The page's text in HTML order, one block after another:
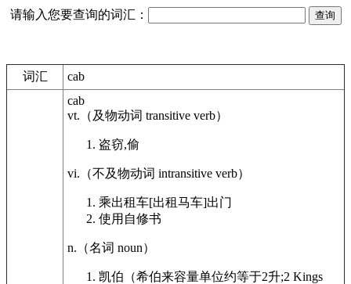
请输入您要查询的词汇：
词汇 cab
cab
vt. （及物动词 transitive verb）
盗窃,偷
vi. （不及物动词 intransitive verb）
乘出租车[出租马车]出门
使用自修书
n. （名词 noun）
凯伯（希伯来容量单位约等于2升;2 Kings